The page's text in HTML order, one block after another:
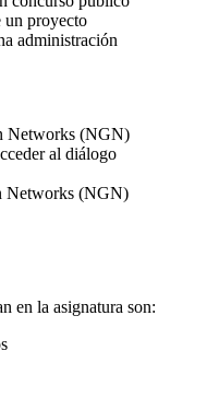
un proyecto
administración
Networks (NGN)
al diálogo
Networks (NGN)
en la asignatura son: